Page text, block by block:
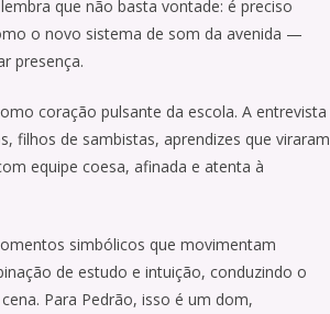
que não basta vontade: é preciso
o novo sistema de som da avenida —
presença.
coração pulsante da escola. A entrevista
filhos de sambistas, aprendizes que viraram
equipe coesa, afinada e atenta à
simbólicos que movimentam
de estudo e intuição, conduzindo o
Para Pedrão, isso é um dom,